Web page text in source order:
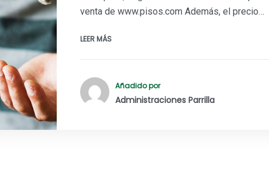
venta de www.pisos.com Además, el precio…
LEER MÁS
Añadido por
Administraciones Parrilla